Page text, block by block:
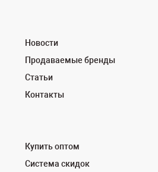
Новости
Продаваемые бренды
Статьи
Контакты
Купить оптом
Система скидок